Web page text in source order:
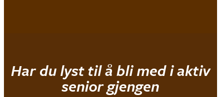
Har du lyst til å bli med i aktiv
senior gjengen